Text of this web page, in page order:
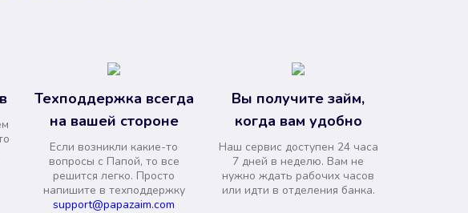
Техподдержка всегда
на вашей стороне
Если возникли какие-то
вопросы с Папой, то все
решится легко. Просто
напишите в техподдержку
support@papazaim.com
Вы получите займ,
когда вам удобно
Наш сервис доступен 24 часа
7 дней в неделю. Вам не
нужно ждать рабочих часов
или идти в отделения банка.